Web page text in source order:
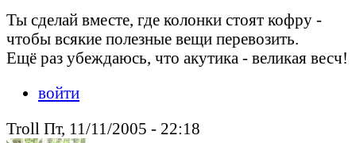
Ты сделай вместе, где колонки стоят кофру -
чтобы всякие полезные вещи перевозить.
Ещё раз убеждаюсь, что акутика - великая весч!
войти
Troll Пт, 11/11/2005 - 22:18